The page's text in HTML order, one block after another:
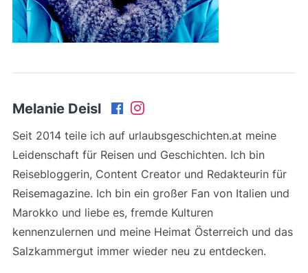
Melanie Deisl
Seit 2014 teile ich auf urlaubsgeschichten.at meine
Leidenschaft für Reisen und Geschichten. Ich bin
Reisebloggerin, Content Creator und Redakteurin für
Reisemagazine. Ich bin ein großer Fan von Italien und
Marokko und liebe es, fremde Kulturen
kennenzulernen und meine Heimat Österreich und das
Salzkammergut immer wieder neu zu entdecken.